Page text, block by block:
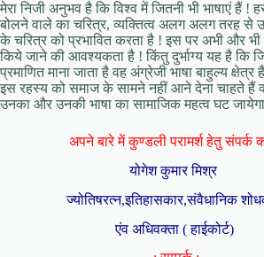
मेरा निजी अनुभव है कि विश्व में जितनी भी भाषाएं हैं !
बोलने वाले का चरित्र, व्यक्तित्व अलग अलग तरह से
के चरित्र को प्रभावित करता है ! इस पर अभी और
किये जाने की आवश्यकता है ! किंतु दुर्भाग्य यह है कि
प्रमाणित माना जाता है वह अंग्रेजी भाषा बाहुल्य
इस रहस्य को समाज के सामने नहीं आने देना चाहते हैं
उनका और उनकी भाषा का सामाजिक महत्व घट
अपने बारे में कुण्डली परामर्श हेतु संपर्क
योगेश कुमार मिश्र
ज्योतिषरत्न,इतिहासकार,संवैधानिक
एंव अधिवक्ता ( हाईकोर्ट)